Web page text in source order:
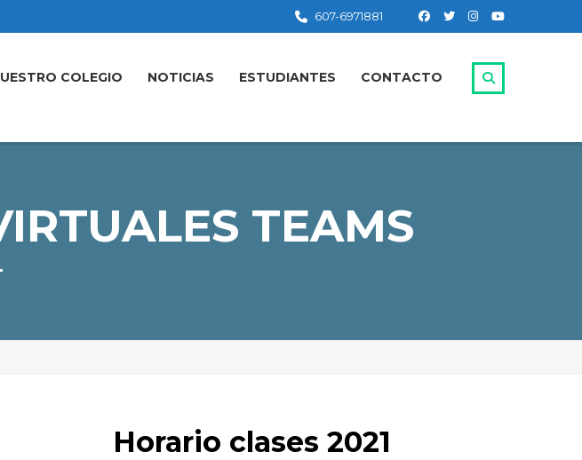
607-6971881
COLEGIO NOTICIAS ESTUDIANTES CONTACTO
TEAMS
Horario clases 2021